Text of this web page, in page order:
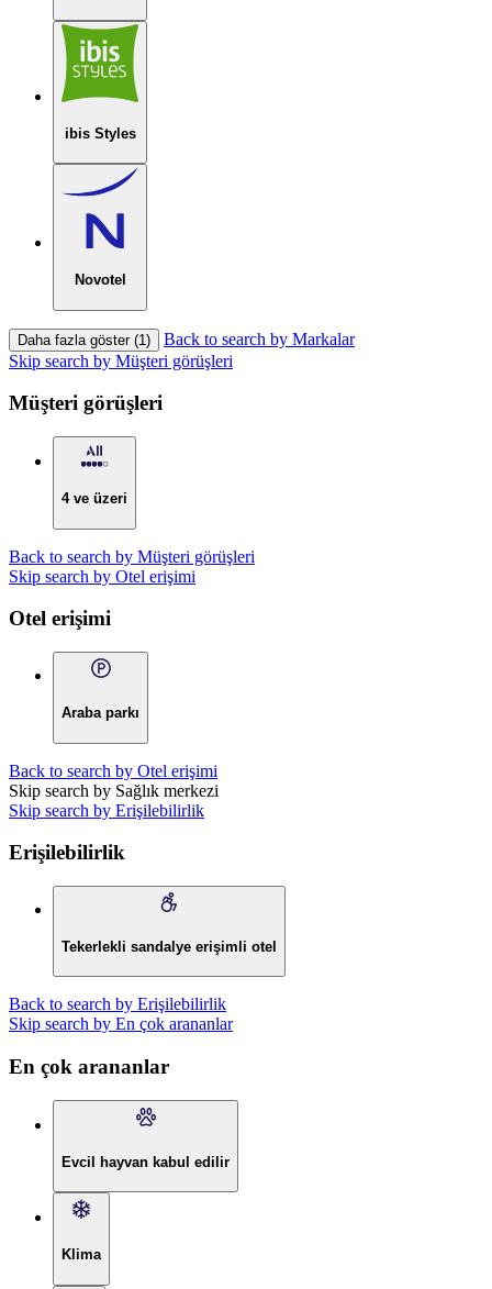
ibis Styles
Novotel
Daha fazla göster (1)
Back to search by Markalar
Skip search by Müşteri görüşleri
Müşteri görüşleri
4 ve üzeri
Back to search by Müşteri görüşleri
Skip search by Otel erişimi
Otel erişimi
Araba parkı
Back to search by Otel erişimi
Skip search by Sağlık merkezi
Skip search by Erişilebilirlik
Erişilebilirlik
Tekerlekli sandalye erişimli otel
Back to search by Erişilebilirlik
Skip search by En çok arananlar
En çok arananlar
Evcil hayvan kabul edilir
Klima